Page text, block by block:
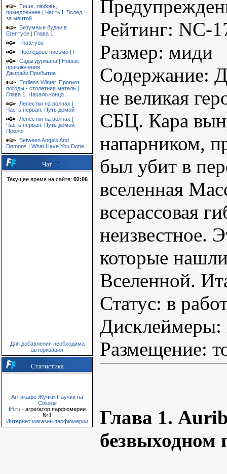
Тише, любовь,
помедленнее | Часть I. Вслед
за мечтой
Безумные будни в
Египтусе | Глава 1
I hate you
Последнее письмо | I
Сады дурмана | Новые
приключения
Джирайи:Прибытие
Endless Winter. Прогноз
погоды - столетняя метель |
Глава 1. Начало конца
Лепестки на волнах |
Часть первая. Путь домой
Лепестки на волнах |
Часть первая. Путь домой.
Пролог
Between Angels And
Demons | What Have You Done
Чат
Текущее время на сайте: 02:06
Для добавления необходима
авторизация
Статистика
Антикафе Жучки-Паучки на
Соколе
fifi.ru - агрегатор парфюмерии
№1
Интернет магазин парфюмерии
Рейтинг: NC-
Размер: миди
Содержание:
не великая
СБЦ. Кара
напарником,
был убит в
вселенная
всерассовая
неизвестное.
которые
Вселенной.
Статус: в
Дисклеймеры:
Размещение:
Глава 1.
безвыходном